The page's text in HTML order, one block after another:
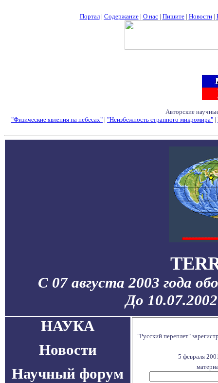
Портал| Содержание| О нас| Пишите| Новости|
Авторские
"Физические явления на небесах" | "Неизбежность странного микромира" |
С 07 августа 2003 года
До
НАУКА
Новости
Научный форум
"Русский переплет"
5 февраля